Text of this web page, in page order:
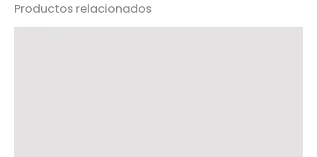
Productos relacionados